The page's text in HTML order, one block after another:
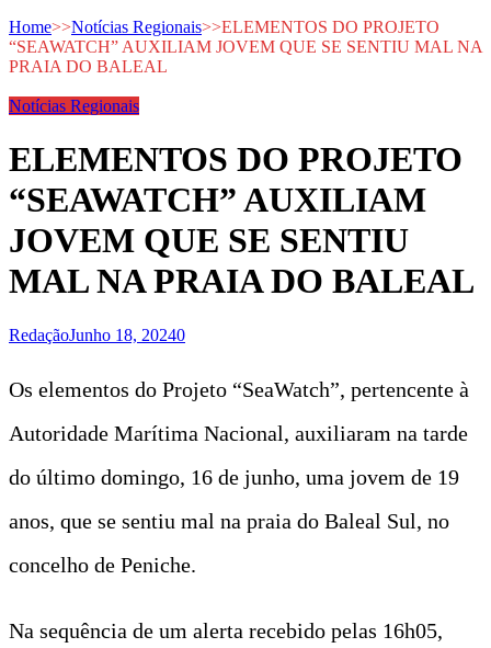
Home>>Notícias Regionais>>ELEMENTOS DO PROJETO
“SEAWATCH” AUXILIAM JOVEM QUE SE SENTIU MAL NA
PRAIA DO BALEAL
Notícias Regionais
ELEMENTOS DO PROJETO
“SEAWATCH” AUXILIAM
JOVEM QUE SE SENTIU
MAL NA PRAIA DO BALEAL
RedaçãoJunho 18, 20240
Os elementos do Projeto “SeaWatch”, pertencente à
Autoridade Marítima Nacional, auxiliaram na tarde
do último domingo, 16 de junho, uma jovem de 19
anos, que se sentiu mal na praia do Baleal Sul, no
concelho de Peniche.
Na sequência de um alerta recebido pelas 16h05,